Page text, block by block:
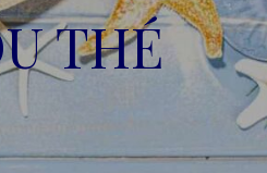
THÉ